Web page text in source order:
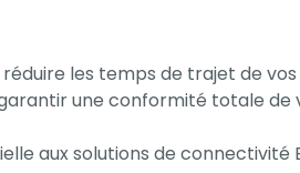
les temps de trajet de
une conformité totale de
aux solutions de connectivité